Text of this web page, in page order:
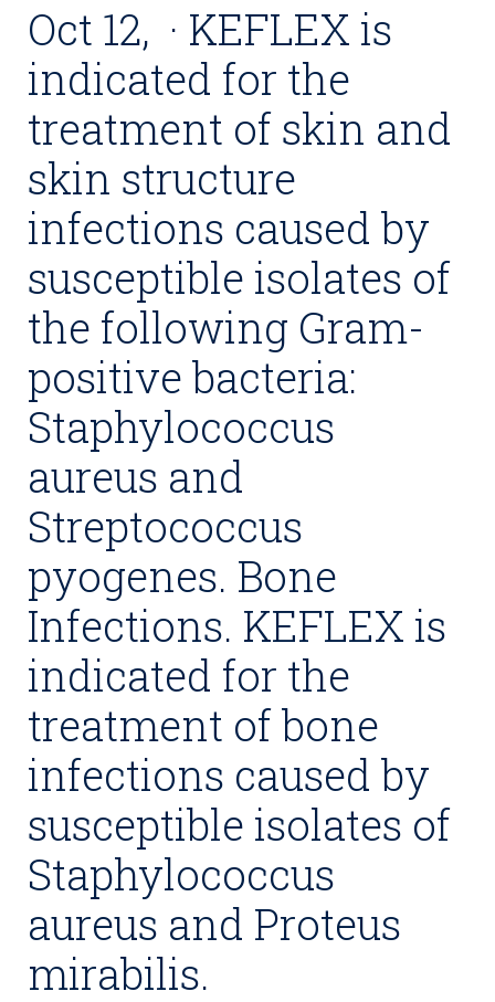
Oct 12, · KEFLEX is
indicated for the
treatment of skin and
skin structure
infections caused by
susceptible isolates of
the following Gram-
positive bacteria:
Staphylococcus
aureus and
Streptococcus
pyogenes. Bone
Infections. KEFLEX is
indicated for the
treatment of bone
infections caused by
susceptible isolates of
Staphylococcus
aureus and Proteus
mirabilis.